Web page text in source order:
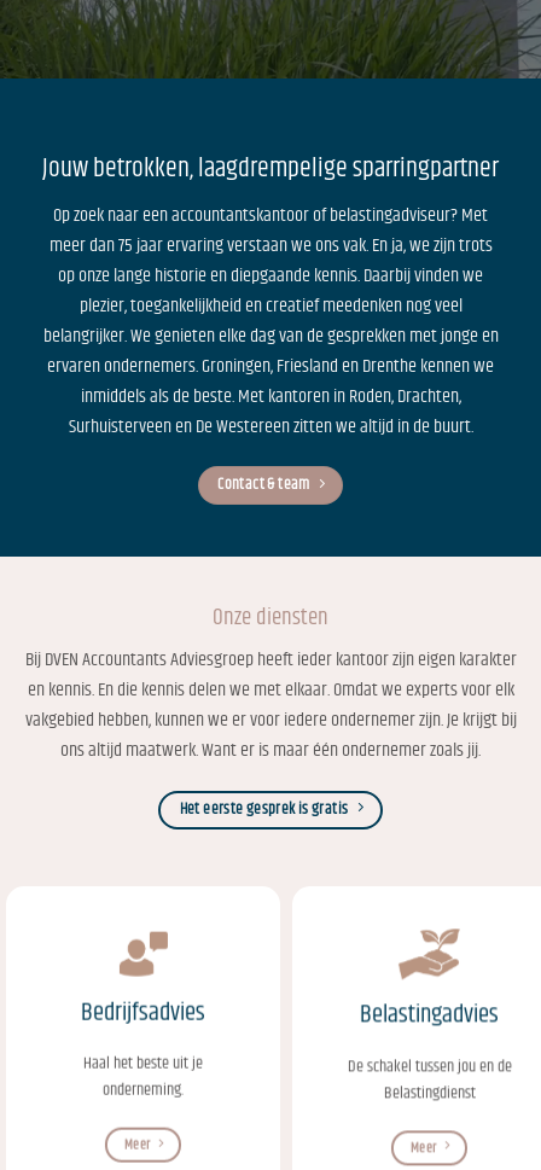
Jouw betrokken, laagdrempelige sparringpartner
Op zoek naar een accountantskantoor of belastingadviseur? Met
meer dan 75 jaar ervaring verstaan we ons vak. En ja, we zijn trots
op onze lange historie en diepgaande kennis. Daarbij vinden we
plezier, toegankelijkheid en creatief meedenken nog veel
belangrijker. We genieten elke dag van de gesprekken met jonge en
ervaren ondernemers. Groningen, Friesland en Drenthe kennen we
inmiddels als de beste. Met kantoren in Roden, Drachten,
Surhuisterveen en De Westereen zitten we altijd in de buurt.
Contact & team
Onze diensten
Bij DVEN Accountants Adviesgroep heeft ieder kantoor zijn eigen karakter
en kennis. En die kennis delen we met elkaar. Omdat we experts voor elk
vakgebied hebben, kunnen we er voor iedere ondernemer zijn. Je krijgt bij
ons altijd maatwerk. Want er is maar één ondernemer zoals jij.
Het eerste gesprek is gratis
Bedrijfsadvies
Haal het beste uit je
onderneming.
Meer
Belastingadvies
De schakel tussen jou en de
Belastingdienst
Meer